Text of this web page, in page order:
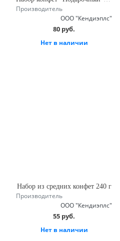
Производитель
ООО "Кендиэплс"
80 руб.
Нет в наличии
Набор из средних конфет 240 г
Производитель
ООО "Кендиэплс"
55 руб.
Нет в наличии